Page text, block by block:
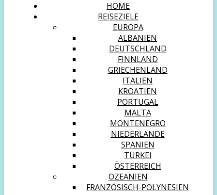
HOME
REISEZIELE
EUROPA
ALBANIEN
DEUTSCHLAND
FINNLAND
GRIECHENLAND
ITALIEN
KROATIEN
PORTUGAL
MALTA
MONTENEGRO
NIEDERLANDE
SPANIEN
TÜRKEI
ÖSTERREICH
OZEANIEN
FRANZÖSISCH-POLYNESIEN